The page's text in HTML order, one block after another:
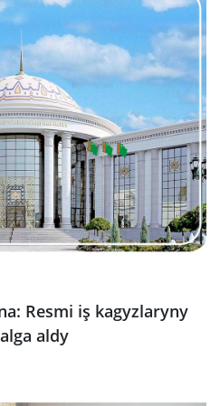
Resmi iş kagyzlaryny
aldy